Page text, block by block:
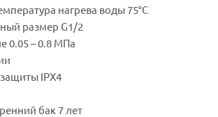
нагрева воды 75°С
размер G1/2
0.05 – 0.8 МПа
IPX4
бак 7 лет